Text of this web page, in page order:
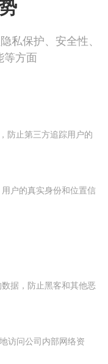
私保护、安全性、
等方面
防止第三方追踪用户的
户的真实身份和位置信
据，防止黑客和其他恶
访问公司内部网络资